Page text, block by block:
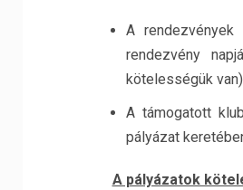
A
rendezvény
kötelességük
A támogatott
pályázat
A pályázatok